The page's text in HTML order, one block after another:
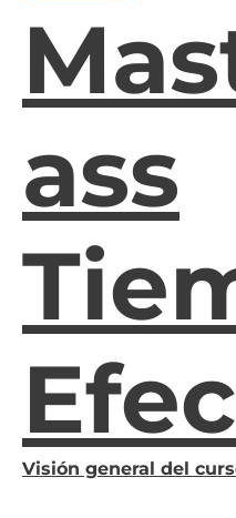
Ass
Visión general del